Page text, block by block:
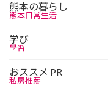
熊本の暮らし
熊本日常生活
学び
學習
おススメ PR
私房推薦